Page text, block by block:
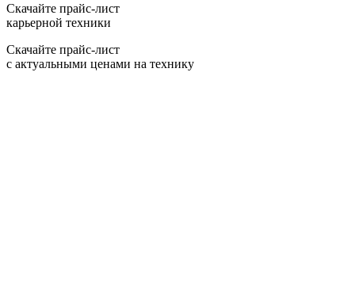
Скачайте прайс-лист
карьерной техники
Скачайте прайс-лист
с актуальными ценами на технику